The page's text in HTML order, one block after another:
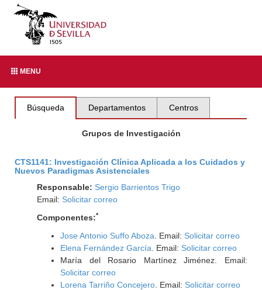
MENU
Búsqueda Departamentos Centros
Grupos de Investigación
CTS1141: Investigación Clínica Aplicada a los Cuidados y
Nuevos Paradigmas Asistenciales
Responsable: Sergio Barrientos Trigo
Email: Solicitar correo
Componentes:*
Jose Antonio Suffo Aboza . Email: Solicitar correo
Elena Fernández García . Email: Solicitar correo
María del Rosario Martínez Jiménez. Email:
Solicitar correo
Lorena Tarriño Concejero. Email: Solicitar correo